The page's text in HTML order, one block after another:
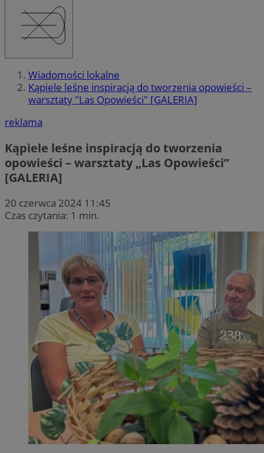
Wiadomości lokalne
Kąpiele leśne inspiracją do tworzenia opowieści –
warsztaty "Las Opowieści" [GALERIA]
reklama
Kąpiele leśne inspiracją do tworzenia
opowieści – warsztaty „Las Opowieści”
[GALERIA]
20 czerwca 2024 11:45
Czas czytania: 1 min.